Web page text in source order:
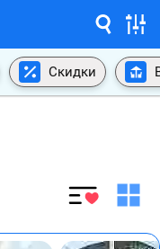
Скидки